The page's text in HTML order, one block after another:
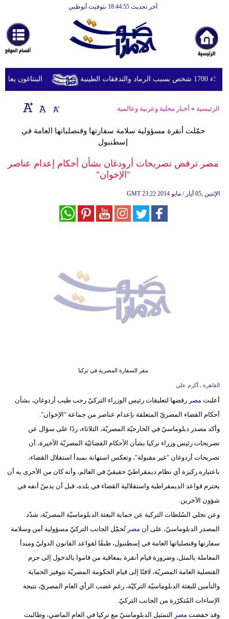
آخر تحديث 18:44:55 بتوقيت أبوظبي
أخبارعاجلة
رياضة
ثقافة
إقتصاد
وموسيقى
أزياء
علوم
وتكنولوجيا
مدوَّنات
أبراج
سيارات
البنتاغون يعلن
الرئيسية » أخبار محلية وعربية وعالمية
حمّلت أنقرة مسؤولية سلامة سفارتها وقنصلياتها العامة في
إسطنبول
مصر ترفض تصريحات أرودغان بشأن أحكام إعدام عناصر
"الإخوان"
GMT 23:22 2014 الإثنين ,05 أيار / مايو
مقر السفارة المصرية في تركيا
القاهرة ـ أكرم علي
أعلنت مصر رفضها لتعليقات رئيس الوزراء التركيّ رجب طيب أردوغان، بشأن
أحكام القضاء المصريّ المتعلقة بإعدام عناصر من جماعة "الإخوان".
وأكد مصدر دبلوماسيّ في الخارجيّة المصريّة، الثلاثاء، ردًا على سؤال عن
تصريحات رئيس وزراء تركيا بشأن الأحكام القضائيّة المصريّة الأخيرة، أن
تصريحات أردوغان "غير مقبولة"، وتعكس استهانة بمبدأ استقلال القضاء،
باعتباره ركيزة أي نظام ديمقراطيّ حقيقيّ في العالم، وأنه كان من الأحرى به أن
يحترم قواعد الديمقراطية واستقلالية القضاء في بلده، قبل أن يدسّ أنفه في
شؤون الآخرين.
وعن تخلي السُلطات التركية عن حماية البعثة الدبلوماسيّة المصريّة، شدّد
المصدر الدبلوماسيّ، على أن مصر تُحمّل الجانب التركيّ مسؤولية أمن وسلامة
سفارتها وقنصلياتها العامة في إسطنبول، طبقًا لقواعد القانون الدوليّ ومبدأ
المعاملة بالمثل، وضرورة قيام أنقرة بمعاقبة من قاموا بالدخول إلى حرم
القنصلية العامة المصريّة، لافتًا إلى قيام الحكومة المصريّة بتوفير الحماية
والتأمين للبعثة الدبلوماسيّة التركيّة، رغم غضب الرأي العام المصريّ، نتيجة
الإساءات المُتكرّرة من الجانب التركيّ.
وقد خفضت مصر التمثيل الدبلوماسيّ مع تركيا في العام الماضي، وطالبت